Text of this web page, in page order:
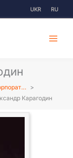
UKR RU
Карагодин